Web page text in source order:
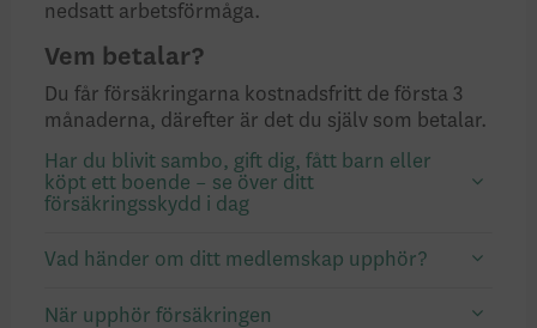
nedsatt arbetsförmåga.
Vem betalar?
Du får försäkringarna kostnadsfritt de första 3
månaderna, därefter är det du själv som betalar.
Har du blivit sambo, gift dig, fått barn eller
köpt ett boende – se över ditt
försäkringsskydd i dag
Vad händer om ditt medlemskap upphör?
När upphör försäkringen